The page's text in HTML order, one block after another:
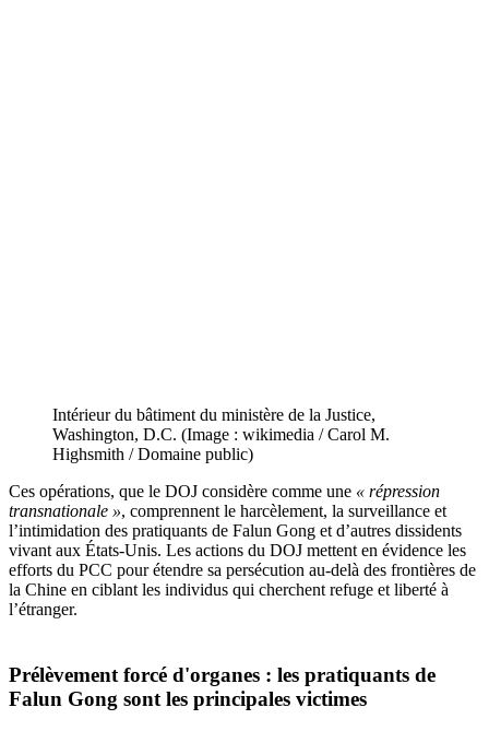
Intérieur du bâtiment du ministère de la Justice,
Washington, D.C. (Image : wikimedia / Carol M.
Highsmith / Domaine public)
Ces opérations, que le DOJ considère comme une « répression
transnationale », comprennent le harcèlement, la surveillance et
l’intimidation des pratiquants de Falun Gong et d’autres dissidents
vivant aux États-Unis. Les actions du DOJ mettent en évidence les
efforts du PCC pour étendre sa persécution au-delà des frontières de
la Chine en ciblant les individus qui cherchent refuge et liberté à
l’étranger.
Prélèvement forcé d'organes : les pratiquants de
Falun Gong sont les principales victimes